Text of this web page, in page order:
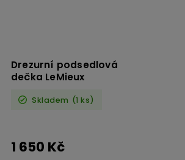
Drezurní podsedlová
dečka LeMieux
Skladem (1 ks)
1 650 Kč